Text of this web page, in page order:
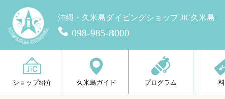
沖縄・久米島ダイビングショップ JiC久米島
098-985-8000
ショップ紹介 久米島ガイド プログラム